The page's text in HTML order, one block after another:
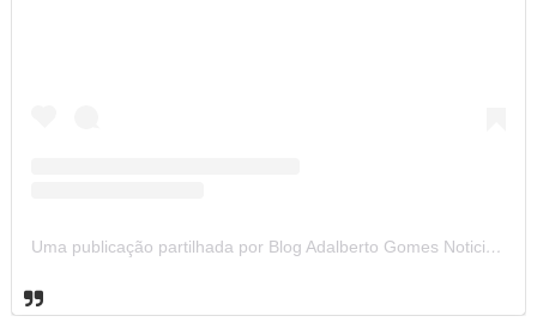
Uma publicação partilhada por Blog Adalberto Gomes Noticias (@blogadalbertogomesnoticiass)